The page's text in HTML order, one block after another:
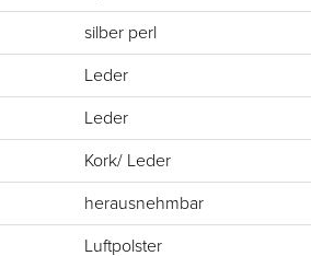
silber perl
Leder
Leder
Kork/ Leder
herausnehmbar
Luftpolster